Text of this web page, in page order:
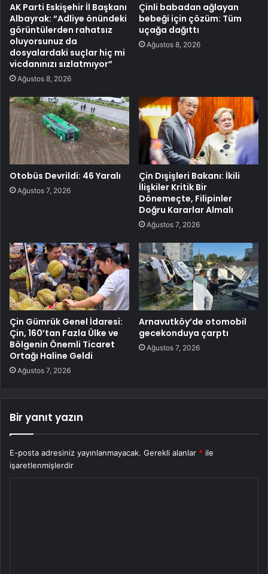
AK Parti Eskişehir İl Başkanı
Albayrak: “Adliye önündeki
görüntülerden rahatsız
oluyorsunuz da
dosyalardaki suçlar hiç mi
vicdanınızı sızlatmıyor”
Ağustos 8, 2026
Çinli babadan ağlayan
bebeği için çözüm: Tüm
uçağa dağıttı
Ağustos 8, 2026
Otobüs Devrildi: 46 Yaralı
Ağustos 7, 2026
Çin Dışişleri Bakanı: İkili
İlişkiler Kritik Bir
Dönemeçte, Filipinler
Doğru Kararlar Almalı
Ağustos 7, 2026
Çin Gümrük Genel İdaresi:
Çin, 160’tan Fazla Ülke ve
Bölgenin Önemli Ticaret
Ortağı Haline Geldi
Ağustos 7, 2026
Arnavutköy’de otomobil
gecekonduya çarptı
Ağustos 7, 2026
Bir yanıt yazın
E-posta adresiniz yayınlanmayacak. Gerekli alanlar * ile
işaretlenmişlerdir